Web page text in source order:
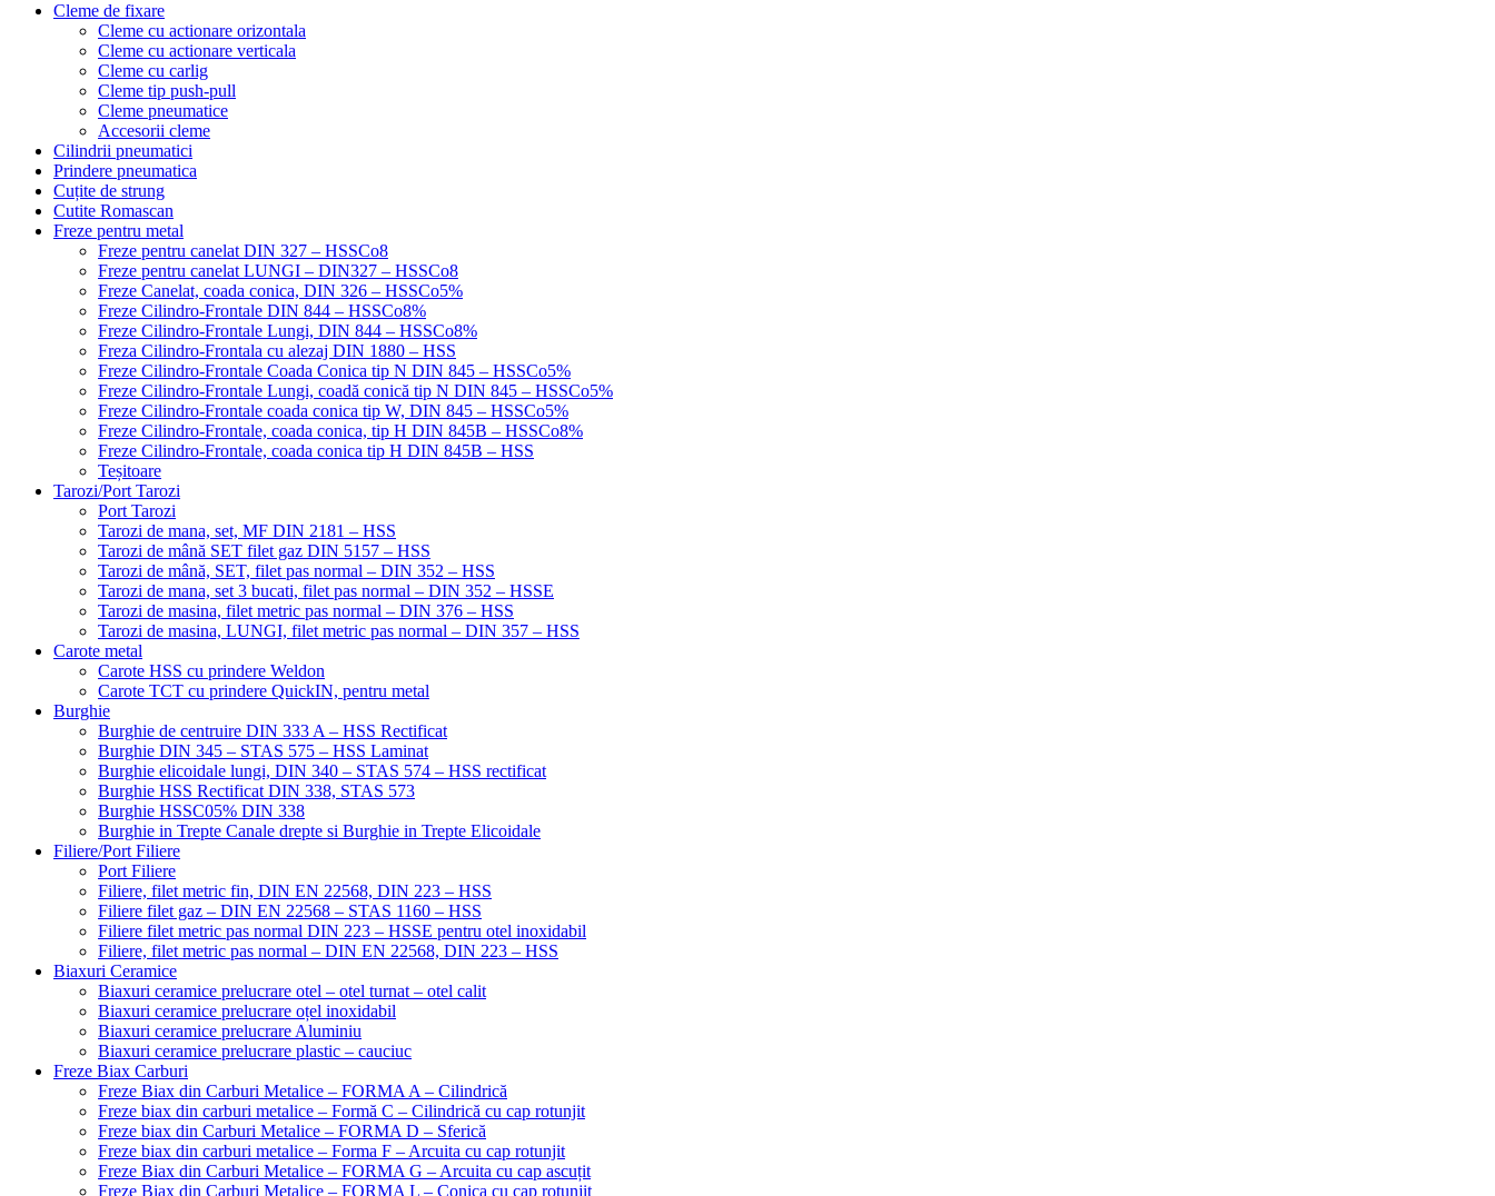
Cleme de fixare
Cleme cu actionare orizontala
Cleme cu actionare verticala
Cleme cu carlig
Cleme tip push-pull
Cleme pneumatice
Accesorii cleme
Cilindrii pneumatici
Prindere pneumatica
Cuțite de strung
Cutite Romascan
Freze pentru metal
Freze pentru canelat DIN 327 – HSSCo8
Freze pentru canelat LUNGI – DIN327 – HSSCo8
Freze Canelat, coada conica, DIN 326 – HSSCo5%
Freze Cilindro-Frontale DIN 844 – HSSCo8%
Freze Cilindro-Frontale Lungi, DIN 844 – HSSCo8%
Freza Cilindro-Frontala cu alezaj DIN 1880 – HSS
Freze Cilindro-Frontale Coada Conica tip N DIN 845 – HSSCo5%
Freze Cilindro-Frontale Lungi, coadă conică tip N DIN 845 – HSSCo5%
Freze Cilindro-Frontale coada conica tip W, DIN 845 – HSSCo5%
Freze Cilindro-Frontale, coada conica, tip H DIN 845B – HSSCo8%
Freze Cilindro-Frontale, coada conica tip H DIN 845B – HSS
Teșitoare
Tarozi/Port Tarozi
Port Tarozi
Tarozi de mana, set, MF DIN 2181 – HSS
Tarozi de mână SET filet gaz DIN 5157 – HSS
Tarozi de mână, SET, filet pas normal – DIN 352 – HSS
Tarozi de mana, set 3 bucati, filet pas normal – DIN 352 – HSSE
Tarozi de masina, filet metric pas normal – DIN 376 – HSS
Tarozi de masina, LUNGI, filet metric pas normal – DIN 357 – HSS
Carote metal
Carote HSS cu prindere Weldon
Carote TCT cu prindere QuickIN, pentru metal
Burghie
Burghie de centruire DIN 333 A – HSS Rectificat
Burghie DIN 345 – STAS 575 – HSS Laminat
Burghie elicoidale lungi, DIN 340 – STAS 574 – HSS rectificat
Burghie HSS Rectificat DIN 338, STAS 573
Burghie HSSC05% DIN 338
Burghie in Trepte Canale drepte si Burghie in Trepte Elicoidale
Filiere/Port Filiere
Port Filiere
Filiere, filet metric fin, DIN EN 22568, DIN 223 – HSS
Filiere filet gaz – DIN EN 22568 – STAS 1160 – HSS
Filiere filet metric pas normal DIN 223 – HSSE pentru otel inoxidabil
Filiere, filet metric pas normal – DIN EN 22568, DIN 223 – HSS
Biaxuri Ceramice
Biaxuri ceramice prelucrare otel – otel turnat – otel calit
Biaxuri ceramice prelucrare oțel inoxidabil
Biaxuri ceramice prelucrare Aluminiu
Biaxuri ceramice prelucrare plastic – cauciuc
Freze Biax Carburi
Freze Biax din Carburi Metalice – FORMA A – Cilindrică
Freze biax din carburi metalice – Formă C – Cilindrică cu cap rotunjit
Freze biax din Carburi Metalice – FORMA D – Sferică
Freze biax din carburi metalice – Forma F – Arcuita cu cap rotunjit
Freze Biax din Carburi Metalice – FORMA G – Arcuita cu cap ascuțit
Freze Biax din Carburi Metalice – FORMA L – Conica cu cap rotunjit